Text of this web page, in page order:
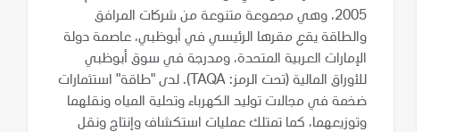
2005، وهي مجموعة متنوعة من شركات المرافق
والطاقة يقع مقرها الرئيسي في أبوظبي، عاصمة دولة
الإمارات العربية المتحدة، ومدرجة في سوق أبوظبي
للأوراق المالية (تحت الرمز: TAQA). لدى "طاقة" استثمارات
ضخمة في مجالات توليد الكهرباء وتحلية المياه ونقلهما
وتوزيعهما، كما تمتلك عمليات استكشاف وإنتاج ونقل